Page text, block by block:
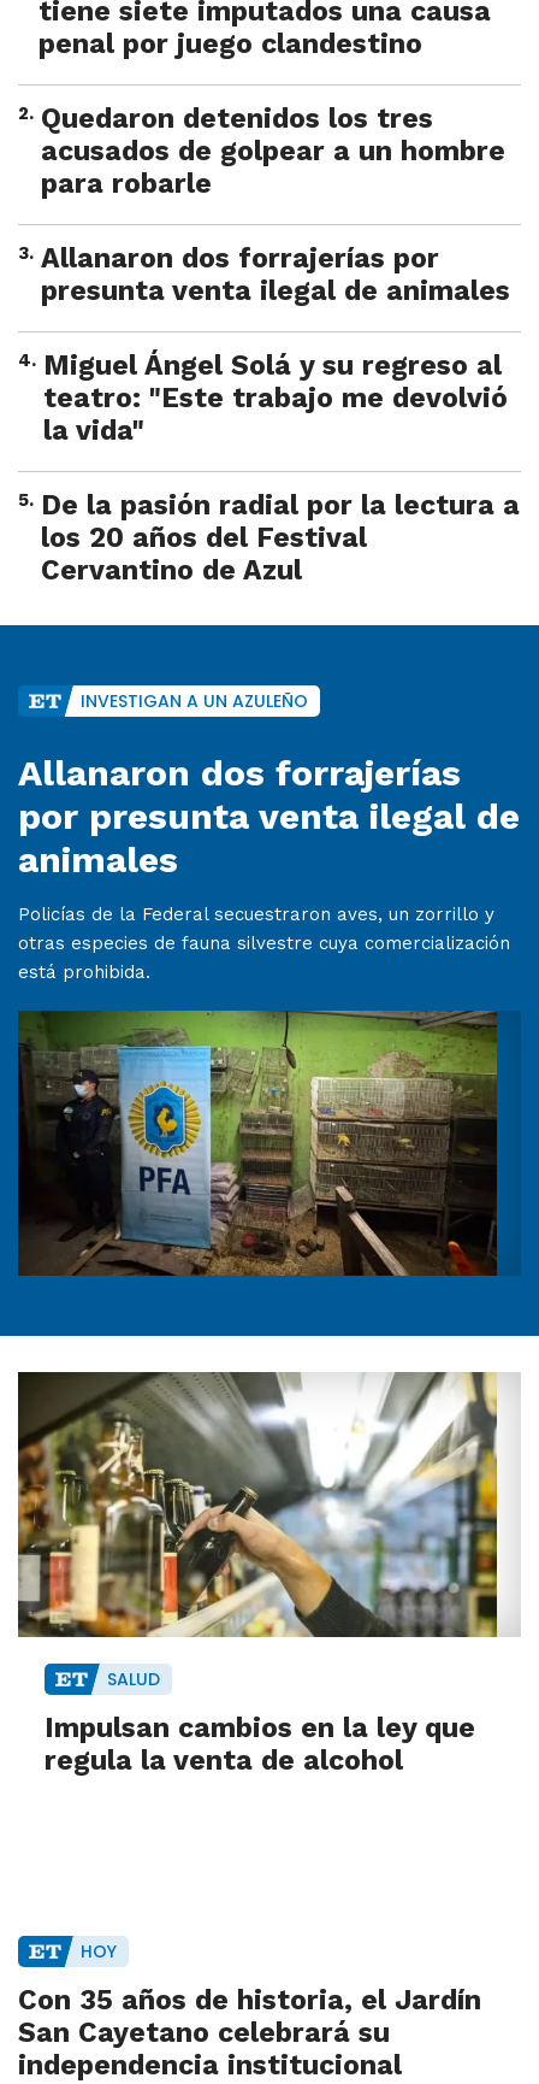
tiene siete imputados una causa
penal por juego clandestino
2. Quedaron detenidos los tres
acusados de golpear a un hombre
para robarle
3. Allanaron dos forrajerías por
presunta venta ilegal de animales
4. Miguel Ángel Solá y su regreso al
teatro: "Este trabajo me devolvió
la vida"
5. De la pasión radial por la lectura a
los 20 años del Festival
Cervantino de Azul
INVESTIGAN A UN AZULEÑO
Allanaron dos forrajerías
por presunta venta ilegal de
animales
Policías de la Federal secuestraron aves, un zorrillo y
otras especies de fauna silvestre cuya comercialización
está prohibida.
SALUD
Impulsan cambios en la ley que
regula la venta de alcohol
HOY
Con 35 años de historia, el Jardín
San Cayetano celebrará su
independencia institucional